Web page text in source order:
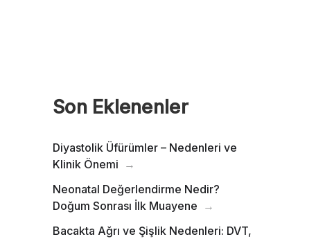
Son Eklenenler
Diyastolik Üfürümler – Nedenleri ve
Klinik Önemi
Neonatal Değerlendirme Nedir?
Doğum Sonrası İlk Muayene
Bacakta Ağrı ve Şişlik Nedenleri: DVT,